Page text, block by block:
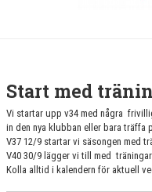
Start med
Vi startar upp v34 med några
in den nya klubban eller bara träffa
V37 12/9 startar vi säsongen med
V40 30/9 lägger vi till med
Kolla alltid i kalendern för aktuell